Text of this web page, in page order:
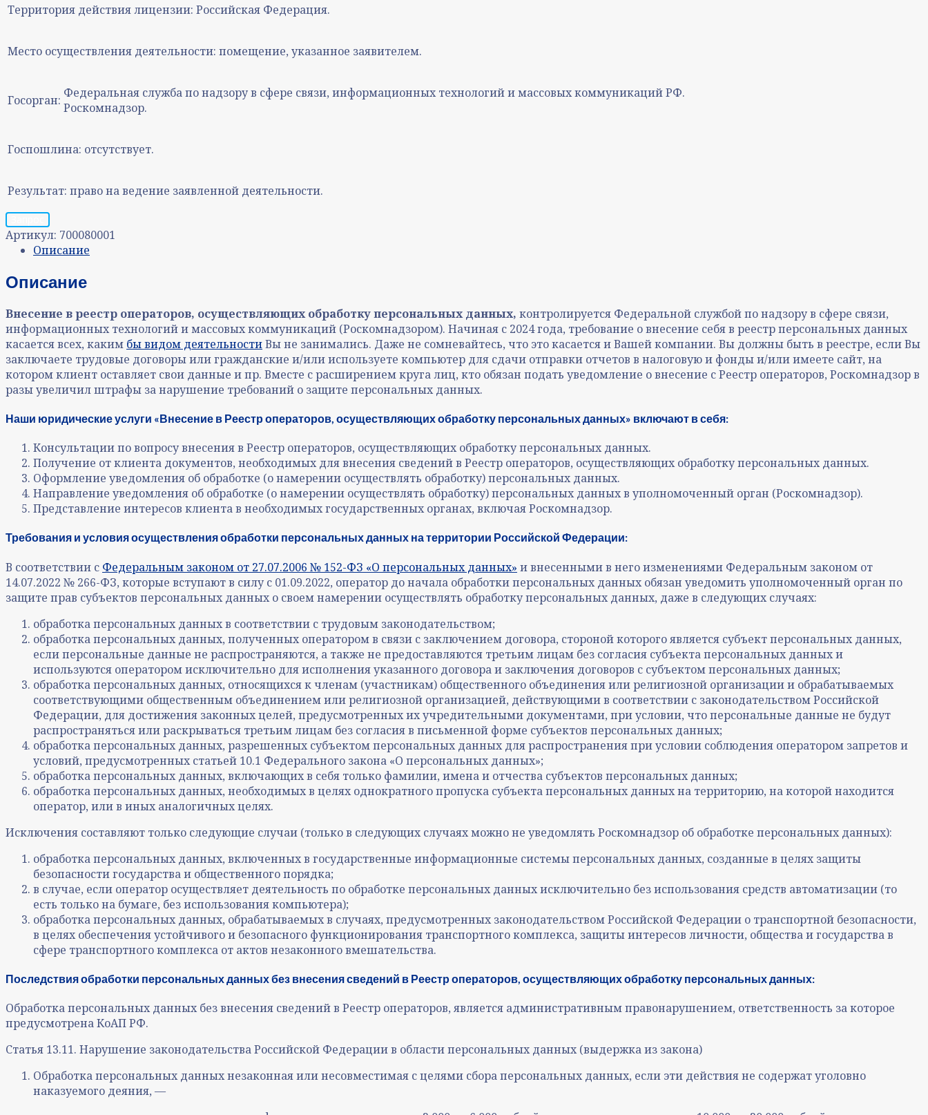
Территория действия лицензии: Российская Федерация.
Место осуществления деятельности: помещение, указанное заявителем.
Госорган: Федеральная служба по надзору в сфере связи, информационных технологий и массовых коммуникаций РФ.
Роскомнадзор.
Госпошлина: отсутствует.
Результат: право на ведение заявленной деятельности.
Артикул: 700080001
Описание
Описание
Внесение в реестр операторов, осуществляющих обработку персональных данных, контролируется Федеральной службой по надзору в сфере связи,
информационных технологий и массовых коммуникаций (Роскомнадзором). Начиная с 2024 года, требование о внесение себя в реестр персональных данных
касается всех, каким бы видом деятельностиВы не занимались. Даже не сомневайтесь, что это касается и Вашей компании. Вы должны быть в реестре, если Вы
заключаете трудовые договоры или гражданские и/или используете компьютер для сдачи отправки отчетов в налоговую и фонды и/или имеете сайт, на
котором клиент оставляет свои данные и пр. Вместе с расширением круга лиц, кто обязан подать уведомление о внесение с Реестр операторов, Роскомнадзор в
разы увеличил штрафы за нарушение требований о защите персональных данных.
Наши юридические услуги «Внесение в Реестр операторов, осуществляющих обработку персональных данных» включают в себя:
Консультации по вопросу внесения в Реестр операторов, осуществляющих обработку персональных данных.
Получение от клиента документов, необходимых для внесения сведений в Реестр операторов, осуществляющих обработку персональных данных.
Оформление уведомления об обработке (о намерении осуществлять обработку) персональных данных.
Направление уведомления об обработке (о намерении осуществлять обработку) персональных данных в уполномоченный орган (Роскомнадзор).
Представление интересов клиента в необходимых государственных органах, включая Роскомнадзор.
Требования и условия осуществления обработки персональных данных на территории Российской Федерации:
В соответствии с Федеральным законом от 27.07.2006 № 152-ФЗ «О персональных данных» и внесенными в него изменениями Федеральным законом от
14.07.2022 № 266-ФЗ, которые вступают в силу с 01.09.2022, оператор до начала обработки персональных данных обязан уведомить уполномоченный орган по
защите прав субъектов персональных данных о своем намерении осуществлять обработку персональных данных, даже в следующих случаях:
обработка персональных данных в соответствии с трудовым законодательством;
обработка персональных данных, полученных оператором в связи с заключением договора, стороной которого является субъект персональных данных,
если персональные данные не распространяются, а также не предоставляются третьим лицам без согласия субъекта персональных данных и
используются оператором исключительно для исполнения указанного договора и заключения договоров с субъектом персональных данных;
обработка персональных данных, относящихся к членам (участникам) общественного объединения или религиозной организации и обрабатываемых
соответствующими общественным объединением или религиозной организацией, действующими в соответствии с законодательством Российской
Федерации, для достижения законных целей, предусмотренных их учредительными документами, при условии, что персональные данные не будут
распространяться или раскрываться третьим лицам без согласия в письменной форме субъектов персональных данных;
обработка персональных данных, разрешенных субъектом персональных данных для распространения при условии соблюдения оператором запретов и
условий, предусмотренных статьей 10.1 Федерального закона «О персональных данных»;
обработка персональных данных, включающих в себя только фамилии, имена и отчества субъектов персональных данных;
обработка персональных данных, необходимых в целях однократного пропуска субъекта персональных данных на территорию, на которой находится
оператор, или в иных аналогичных целях.
Исключения составляют только следующие случаи (только в следующих случаях можно не уведомлять Роскомнадзор об обработке персональных данных):
обработка персональных данных, включенных в государственные информационные системы персональных данных, созданные в целях защиты
безопасности государства и общественного порядка;
в случае, если оператор осуществляет деятельность по обработке персональных данных исключительно без использования средств автоматизации (то
есть только на бумаге, без использования компьютера);
обработка персональных данных, обрабатываемых в случаях, предусмотренных законодательством Российской Федерации о транспортной безопасности,
в целях обеспечения устойчивого и безопасного функционирования транспортного комплекса, защиты интересов личности, общества и государства в
сфере транспортного комплекса от актов незаконного вмешательства.
Последствия обработки персональных данных без внесения сведений в Реестр операторов, осуществляющих обработку персональных данных:
Обработка персональных данных без внесения сведений в Реестр операторов, является административным правонарушением, ответственность за которое
предусмотрена КоАП РФ.
Статья 13.11. Нарушение законодательства Российской Федерации в области персональных данных (выдержка из закона)
Обработка персональных данных незаконная или несовместимая с целями сбора персональных данных, если эти действия не содержат уголовно
наказуемого деяния, —